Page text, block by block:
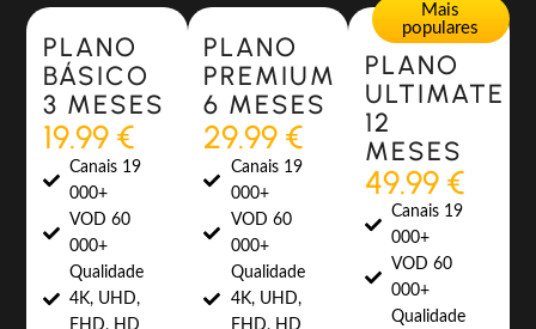
Most Popular
PLANO
BÁSICO
3 MESES
19.99 €
Canais 19
000+
VOD 60
000+
Qualidade
4K, UHD,
FHD, HD
Most Popular
PLANO
PREMIUM
6 MESES
29.99 €
Canais 19
000+
VOD 60
000+
Qualidade
4K, UHD,
FHD, HD
Mais
populares
PLANO
ULTIMATE
12
MESES
49.99 €
Canais 19
000+
VOD 60
000+
Qualidade